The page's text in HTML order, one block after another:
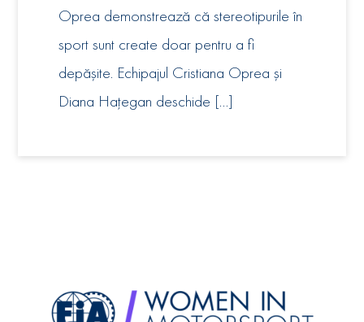
Oprea demonstrează că stereotipurile în
sport sunt create doar pentru a fi
depășite. Echipajul Cristiana Oprea și
Diana Hațegan deschide […]